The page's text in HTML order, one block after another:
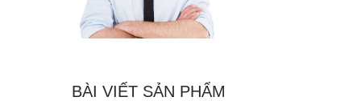
BÀI VIẾT SẢN PHẨM